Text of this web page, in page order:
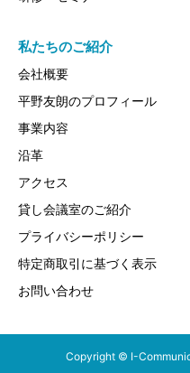
私たちのご紹介
会社概要
平野友朗のプロフィール
事業内容
沿革
アクセス
貸し会議室のご紹介
プライバシーポリシー
特定商取引に基づく表示
お問い合わせ
Copyright © I-